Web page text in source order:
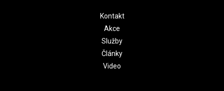
Kontakt
Akce
Služby
Články
Video